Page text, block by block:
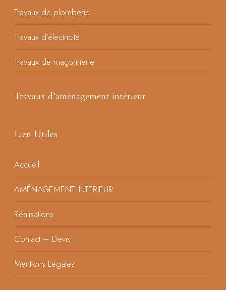
Travaux de plomberie
Travaux d’électricité
Travaux de maçonnerie
Travaux d’aménagement intérieur
Lien Utiles
Accueil
AMÉNAGEMENT INTÉRIEUR
Réalisations
Contact – Devis
Mentions Légales